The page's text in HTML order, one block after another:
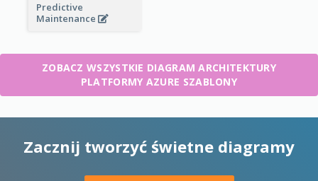
Predictive
Maintenance
ZOBACZ WSZYSTKIE DIAGRAM ARCHITEKTURY
PLATFORMY AZURE SZABLONY
Zacznij tworzyć świetne diagramy